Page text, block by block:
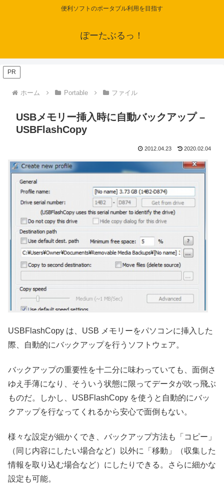
便利ソフトのポータブル利用を目指す
ぽーたぶるっ！
PR
ホーム Portable ファイル
USBメモリー挿入時に自動バックアップ –
USBFlashCopy
2012.04.23 2020.02.04
USBFlashCopy は、USB メモリーをパソコンに挿入した
際、自動的にバックアップを行うソフトウェア。
バックアップの重要性を十二分に味わっていても、面倒さ
ゆえ手薄になり、そういう状態に限ってデータが吹っ飛ぶ
ものだ。しかし、USBFlashCopy を使うと自動的にバッ
クアップを行なってくれるから安心で面倒もない。
様々な設定が細かくでき、バックアップ方法も「コピー」
（同じ内容にしたい場合など）以外に「移動」（収集した
情報を取り込む場合など）にしたりできる。さらに細かな
設定も可能。